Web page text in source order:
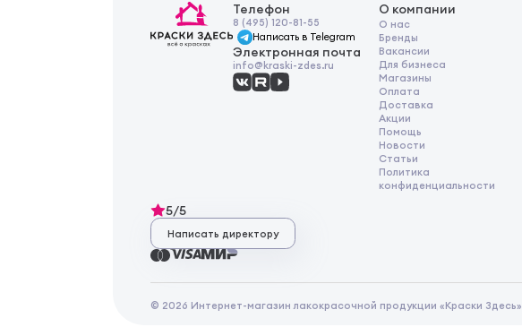
Телефон
8 (495) 120-81-55
Написать в Telegram
Электронная почта
info@kraski-zdes.ru
5/5
Написать директору
О компании
О нас
Бренды
Вакансии
Для бизнеса
Магазины
Оплата
Доставка
Акции
Помощь
Новости
Статьи
Политика
конфиденциальности
© 2026 Интернет-магазин лакокрасочной продукции «Краски Здесь»